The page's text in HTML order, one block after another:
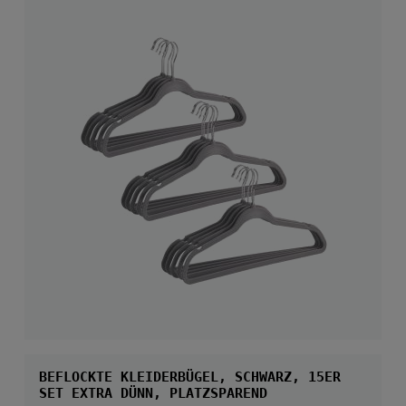
BEFLOCKTE KLEIDERBÜGEL, SCHWARZ, 15ER
SET EXTRA DÜNN, PLATZSPAREND